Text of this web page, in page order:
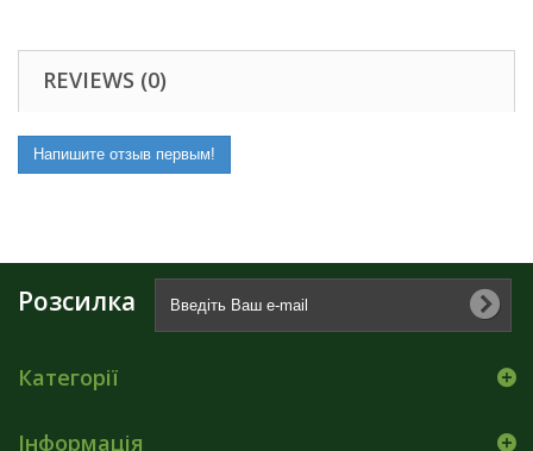
REVIEWS (0)
Напишите отзыв первым!
Розсилка
Категорії
Інформація